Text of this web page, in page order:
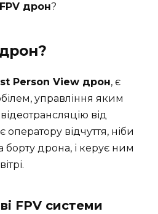
дрон?
Person View дрон, є
управління яким
від
відчуття, ніби
борту дрона, і керує ним
FPV системи